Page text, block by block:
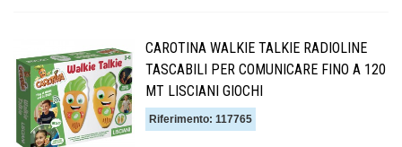
CAROTINA WALKIE TALKIE RADIOLINE
TASCABILI PER COMUNICARE FINO A 120
MT LISCIANI GIOCHI
Riferimento: 117765